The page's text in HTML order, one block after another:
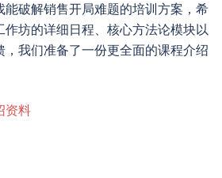
能破解销售开局难题的培训方案，希
坊的详细日程、核心方法论模块以
，我们准备了一份更全面的课程介绍
资料